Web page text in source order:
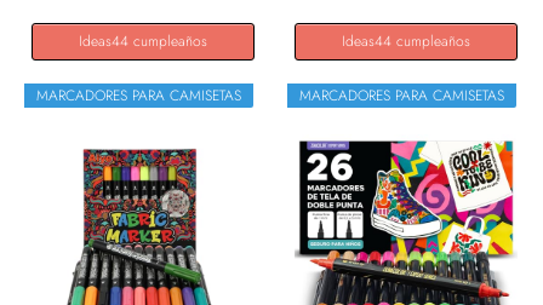
Ideas44 cumpleaños Ideas44 cumpleaños
MARCADORES PARA CAMISETAS MARCADORES PARA CAMISETAS